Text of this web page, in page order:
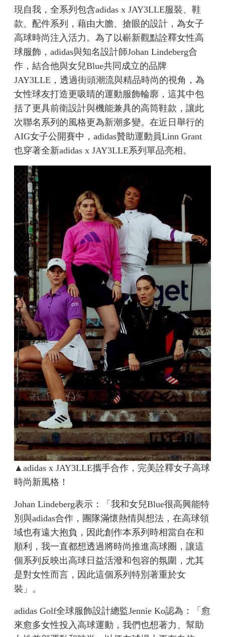
現自我，全系列包含adidas x JAY3LLE服裝、鞋
款、配件系列，藉由大膽、搶眼的設計，為女子
高球時尚注入活力。為了以嶄新觀點詮釋女性高
球服飾，adidas與知名設計師Johan Lindeberg合
作，結合他與女兒Blue共同成立的品牌
JAY3LLE，透過街頭潮流與精品時尚的視角，為
女性球友打造更吸睛的運動服飾輪廓，這其中包
括了更具前衛設計與機能兼具的高筒鞋款，讓此
次聯名系列的風格更為新潮多變。在近日舉行的
AIG女子公開賽中，adidas贊助運動員Linn Grant
也穿著全新adidas x JAY3LLE系列單品亮相。
▲adidas x JAY3LLE攜手合作，完美詮釋女子高球
時尚新風格！
Johan Lindeberg表示：「我和女兒Blue很高興能特
別與adidas合作，團隊滿懷熱情與想法，在高球領
域也有遠大抱負，因此創作本系列時相當自在和
順利，我一直都想透過將時尚推進高球圈，讓這
個系列反映出高球日益活潑和包容的氛圍，尤其
是對女性而言，因此這個系列特別著重於女
裝」。
adidas Golf全球服飾設計總監Jennie Ko認為：「愈
來愈多女性投入高球運動，我們也想著力、幫助